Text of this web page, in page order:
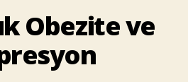
Obezite ve